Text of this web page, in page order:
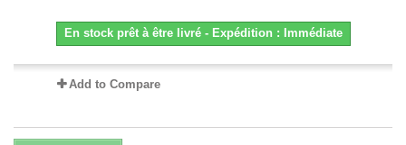
En stock prêt à être livré - Expédition : Immédiate
Add to Compare